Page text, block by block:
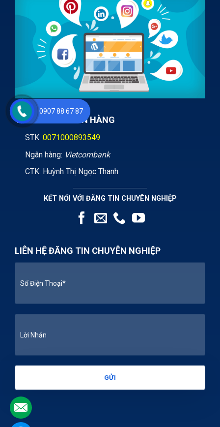
TÀI KHOẢN NGÂN HÀNG
STK: 0071000893549
Ngân hàng: Vietcombank
CTK: Huỳnh Thị Ngọc Thanh
KẾT NỐI VỚI ĐĂNG TIN CHUYÊN NGHIỆP
LIÊN HỆ ĐĂNG TIN CHUYÊN NGHIỆP
0907 88 67 87
.